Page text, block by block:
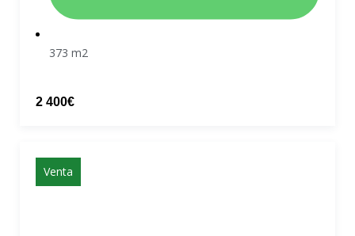
373 m2
2 400€
Venta